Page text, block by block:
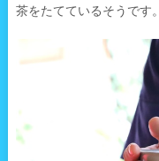
茶をたてているそうです。